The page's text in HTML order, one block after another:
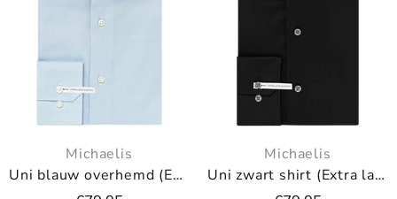
Michaelis
Uni blauw overhemd (Extra lange mouwen)
Michaelis
Uni zwart shirt (Extra lange mouwen)